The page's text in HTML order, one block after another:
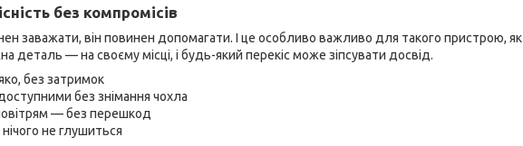
без компромісів
заважати, він повинен допомагати. І це особливо важливо для такого пристрою, як
деталь — на своєму місці, і будь-який перекіс може зіпсувати досвід.
без затримок
без знімання чохла
— без перешкод
не глушиться